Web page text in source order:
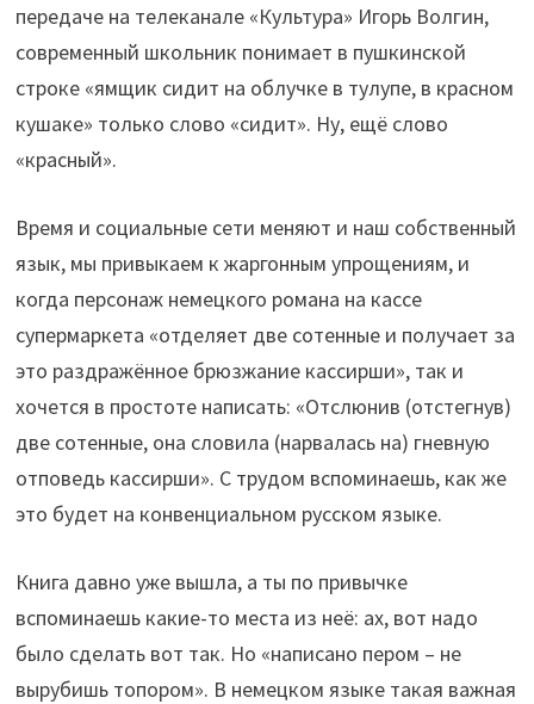
передаче на телеканале «Культура» Игорь Волгин,
современный школьник понимает в пушкинской
строке «ямщик сидит на облучке в тулупе, в красном
кушаке» только слово «сидит». Ну, ещё слово
«красный».
Время и социальные сети меняют и наш собственный
язык, мы привыкаем к жаргонным упрощениям, и
когда персонаж немецкого романа на кассе
супермаркета «отделяет две сотенные и получает за
это раздражённое брюзжание кассирши», так и
хочется в простоте написать: «Отслюнив (отстегнув)
две сотенные, она словила (нарвалась на) гневную
отповедь кассирши». С трудом вспоминаешь, как же
это будет на конвенциальном русском языке.
Книга давно уже вышла, а ты по привычке
вспоминаешь какие-то места из неё: ах, вот надо
было сделать вот так. Но «написано пером – не
вырубишь топором». В немецком языке такая важная